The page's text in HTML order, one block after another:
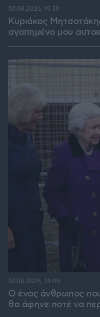
Κυριάκος
αγαπημένο μου
07.08.2026, 19:39
Ο ένας άνθρωπος
θα άφηνε ποτέ να
07.08.2026, 14:00